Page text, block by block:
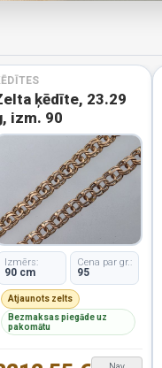
ķēdīte, 23.29
izm. 90
Izmērs:
90 cm
Cena par gr.:
95
Atjaunots zelts
Bezmaksas piegāde uz
pakomātu